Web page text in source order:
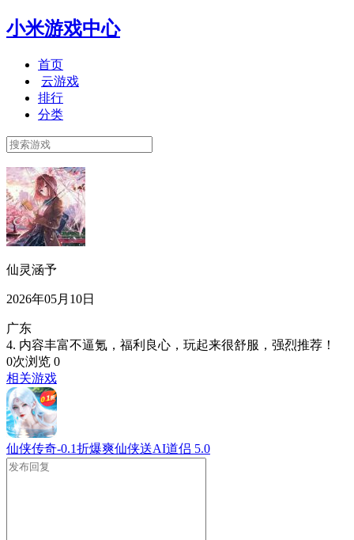
小米游戏中心
首页
云游戏
排行
分类
仙灵涵予
2026年05月10日
广东
4. 内容丰富不逼氪，福利良心，玩起来很舒服，强烈推荐！
0次浏览 0
相关游戏
仙侠传奇-0.1折爆爽仙侠送AI道侣 5.0